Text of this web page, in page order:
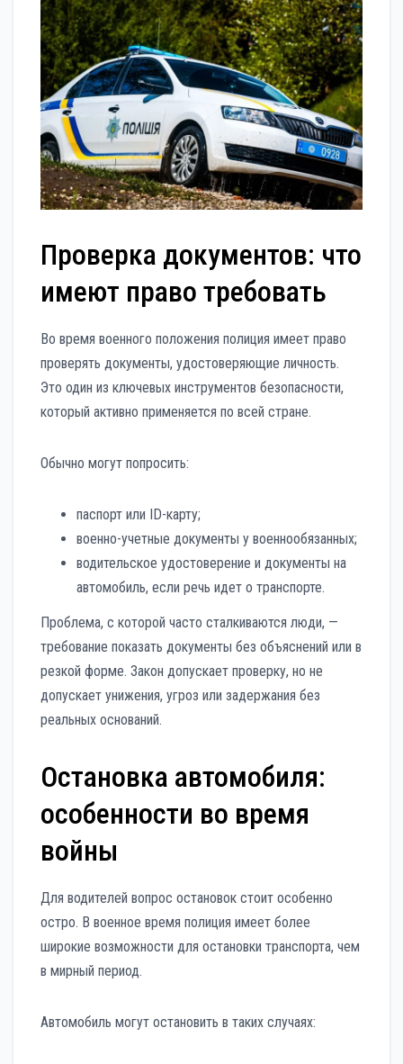
Проверка документов: что
имеют право требовать
Во время военного положения полиция имеет право
проверять документы, удостоверяющие личность.
Это один из ключевых инструментов безопасности,
который активно применяется по всей стране.
Обычно могут попросить:
паспорт или ID-карту;
военно-учетные документы у военнообязанных;
водительское удостоверение и документы на
автомобиль, если речь идет о транспорте.
Проблема, с которой часто сталкиваются люди, —
требование показать документы без объяснений или в
резкой форме. Закон допускает проверку, но не
допускает унижения, угроз или задержания без
реальных оснований.
Остановка автомобиля:
особенности во время
войны
Для водителей вопрос остановок стоит особенно
остро. В военное время полиция имеет более
широкие возможности для остановки транспорта, чем
в мирный период.
Автомобиль могут остановить в таких случаях: